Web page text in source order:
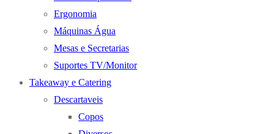
Ergonomia
Máquinas Água
Mesas e Secretarias
Suportes TV/Monitor
Takeaway e Catering
Descartaveis
Copos